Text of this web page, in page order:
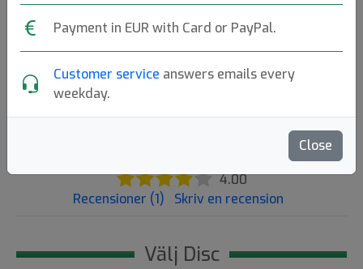
Payment in EUR with Card or PayPal.
Customer service answers emails every
weekday.
Close
500 M3
Prodigy|Midrange Disc
Flight: 5 5 -1 2
239:-
4.00
Recensioner (1)
Skriv en recension
Välj Disc